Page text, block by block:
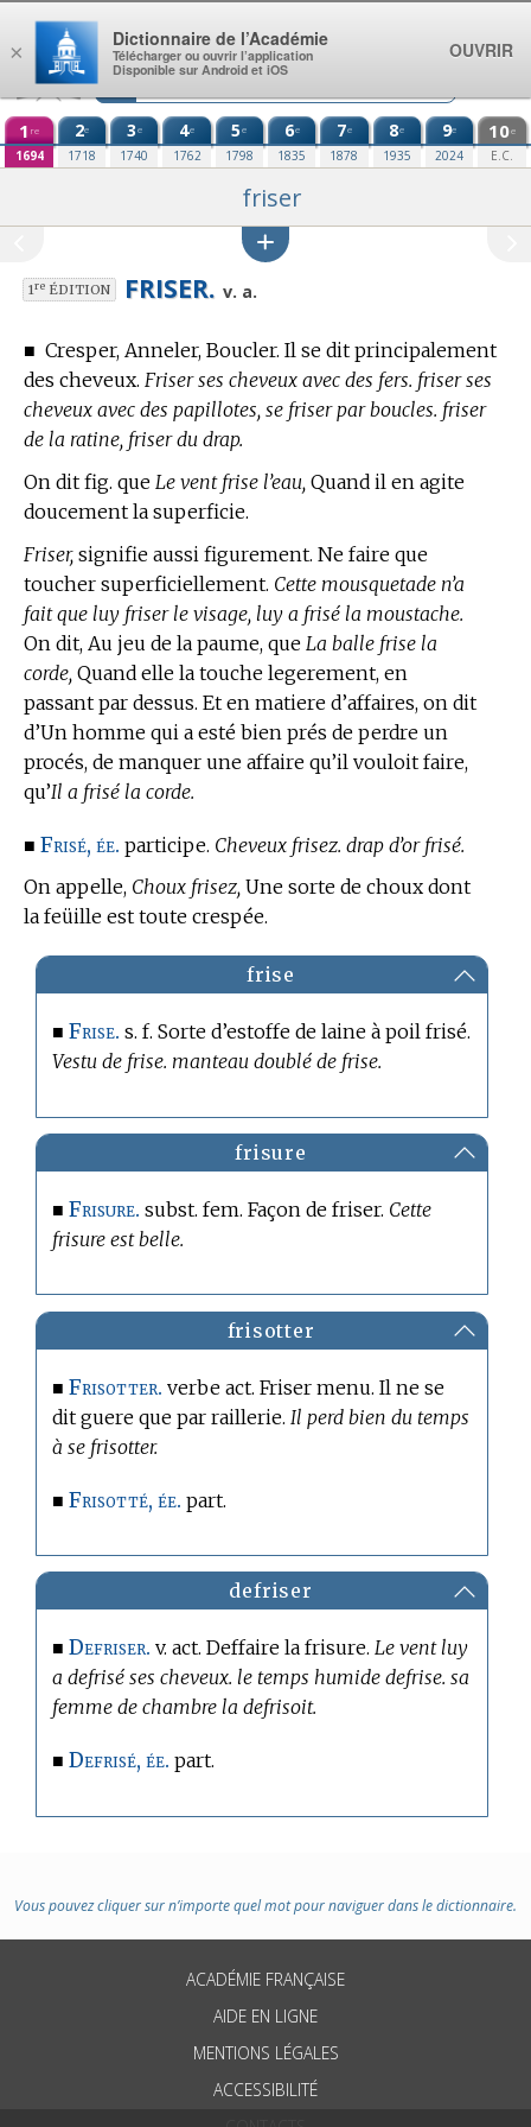
Aller au contenu
1 re
1694
2e
1718
3e
1740
4e
1762
5e
1798
6e
1835
7e
1878
8e
1935
9e
2024
10e
E.C.
friser
1reÉDITION FRISER. v. a.
■ Cresper, Anneler, Boucler. Il se dit principalement
des cheveux. Friser ses cheveux avec des fers. friser ses
cheveux avec des papillotes, se friser par boucles. friser
de la ratine, friser du drap.
On dit fig. que Le vent frise l’eau, Quand il en agite
doucement la superficie.
Friser, signifie aussi figurement. Ne faire que
toucher superficiellement. Cette mousquetade n’a
fait que luy friser le visage, luy a frisé la moustache.
On dit, Au jeu de la paume, que La balle frise la
corde, Quand elle la touche legerement, en
passant par dessus. Et en matiere d’affaires, on dit
d’Un homme qui a esté bien prés de perdre un
procés, de manquer une affaire qu’il vouloit faire,
qu’Il a frisé la corde.
■ Frisé, ée. participe. Cheveux frisez. drap d’or frisé.
On appelle, Choux frisez, Une sorte de choux dont
la feüille est toute crespée.
frise
■Frise. s. f. Sorte d’estoffe de laine à poil frisé.
Vestu de frise. manteau doublé de frise.
frisure
■Frisure. subst. fem. Façon de friser. Cette
frisure est belle.
frisotter
■Frisotter. verbe act. Friser menu. Il ne se
dit guere que par raillerie. Il perd bien du temps
à se frisotter.
■Frisotté, ée. part.
defriser
■Defriser. v. act. Deffaire la frisure.Le vent luy
a defrisé ses cheveux. le temps humide defrise. sa
femme de chambre la defrisoit.
■Defrisé, ée. part.
Vous pouvez cliquer sur n’importe quel mot pour naviguer dans le dictionnaire.
ACADÉMIE FRANÇAISE
AIDE EN LIGNE
MENTIONS LÉGALES
ACCESSIBILITÉ
×
Dictionnaire de l’Académie
Télécharger ou ouvrir l’application
Disponible sur Android et iOS
OUVRIR